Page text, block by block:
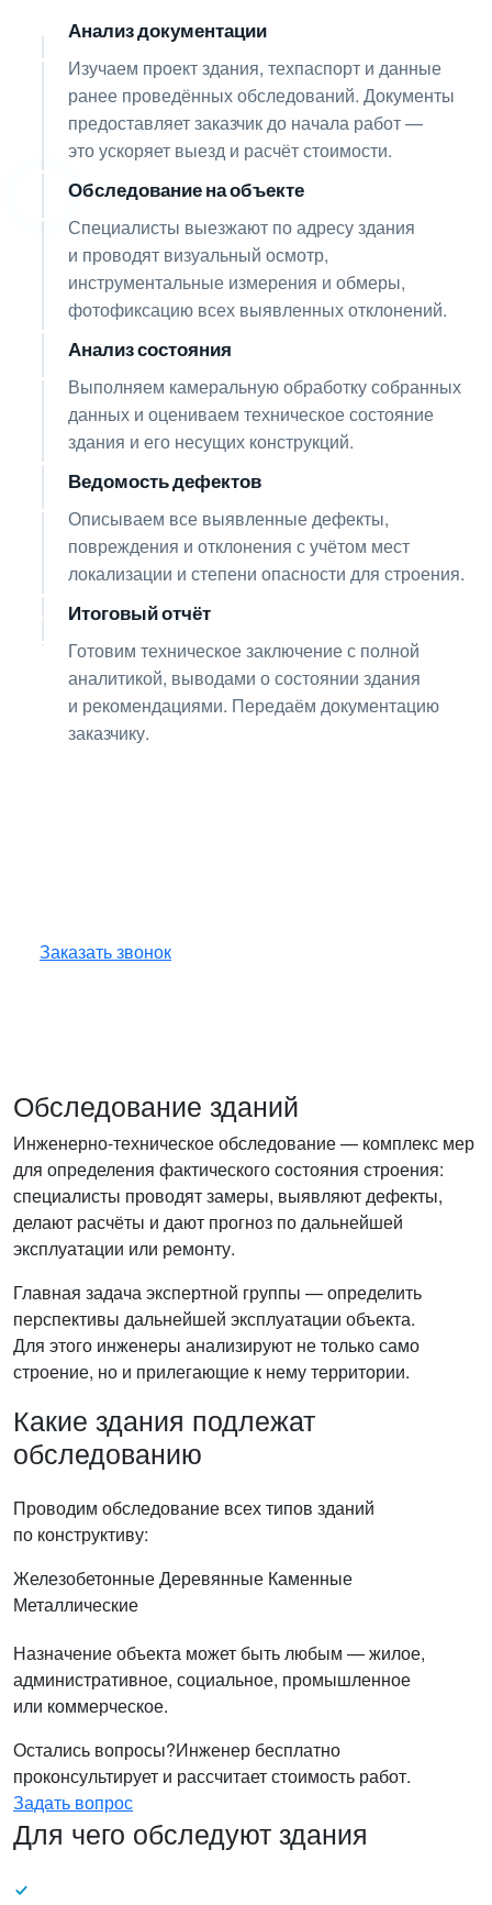
01 Анализ документации
Изучаем проект здания, техпаспорт и данные
ранее проведённых обследований. Документы
предоставляет заказчик до начала работ —
это ускоряет выезд и расчёт стоимости.
Обследование на объекте
Специалисты выезжают по адресу здания
и проводят визуальный осмотр,
инструментальные измерения и обмеры,
фотофиксацию всех выявленных отклонений.
Анализ состояния
Выполняем камеральную обработку собранных
данных и оцениваем техническое состояние
здания и его несущих конструкций.
Ведомость дефектов
Описываем все выявленные дефекты,
повреждения и отклонения с учётом мест
локализации и степени опасности для строения.
05 Итоговый отчёт
Готовим техническое заключение с полной
аналитикой, выводами о состоянии здания
и рекомендациями. Передаём документацию
заказчику.
Заказать звонок
Обследование зданий
Инженерно-техническое обследование — комплекс мер
для определения фактического состояния строения:
специалисты проводят замеры, выявляют дефекты,
делают расчёты и дают прогноз по дальнейшей
эксплуатации или ремонту.
Главная задача экспертной группы — определить
перспективы дальнейшей эксплуатации объекта.
Для этого инженеры анализируют не только само
строение, но и прилегающие к нему территории.
Какие здания подлежат
обследованию
Проводим обследование всех типов зданий
по конструктиву:
ЖелезобетонныеДеревянные Каменные
Металлические
Назначение объекта может быть любым — жилое,
административное, социальное, промышленное
или коммерческое.
Остались вопросы?Инженер бесплатно
проконсультирует и рассчитает стоимость работ.
Задать вопрос
Для чего обследуют здания